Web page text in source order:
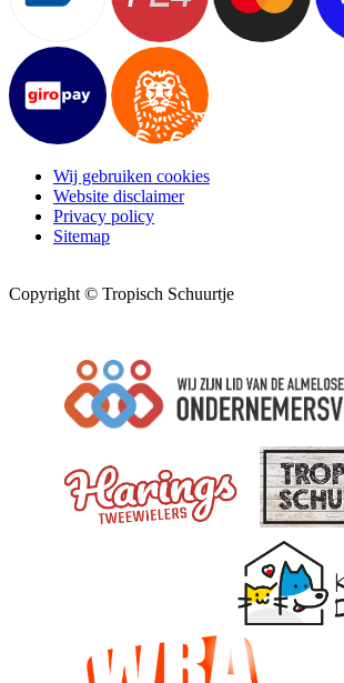
Wij gebruiken cookies
Website disclaimer
Privacy policy
Sitemap
Copyright © Tropisch Schuurtje